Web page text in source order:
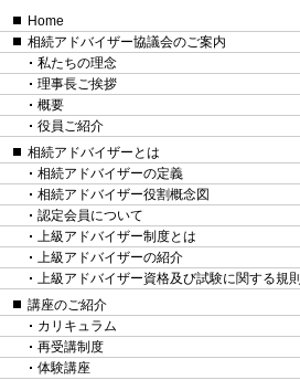
Home
相続アドバイザー協議会のご案内
私たちの理念
理事長ご挨拶
概要
役員ご紹介
相続アドバイザーとは
相続アドバイザーの定義
相続アドバイザー役割概念図
認定会員について
上級アドバイザー制度とは
上級アドバイザーの紹介
上級アドバイザー資格及び試験に関する規則
講座のご紹介
カリキュラム
再受講制度
体験講座